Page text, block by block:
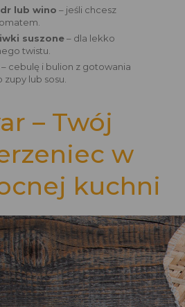
lub wino – jeśli chcesz
suszone– dla lekko
twistu.
– cebulę i bulion z gotowania
lub sosu.
– Twój
w
kuchni